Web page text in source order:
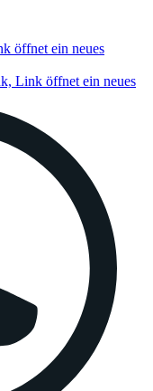
öffnet ein neues
Link öffnet ein neues